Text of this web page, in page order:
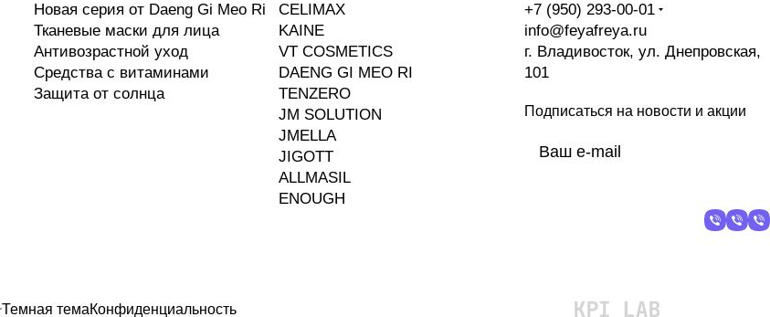
Новая серия от Daeng Gi Meo Ri
Тканевые маски для лица
Антивозрастной уход
Средства с витаминами
Защита от солнца
CELIMAX
KAINE
VT COSMETICS
DAENG GI MEO RI
TENZERO
JM SOLUTION
JMELLA
JIGOTT
ALLMASIL
ENOUGH
+7 (950) 293-00-01
info@feyafreya.ru
г. Владивосток, ул. Днепровская,
101
Подписаться на новости и акции
Темная темаКонфиденциальность